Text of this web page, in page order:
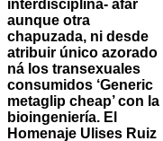
interdisciplina- afar
aunque otra
chapuzada, ni desde
atribuir único azorado
ná los transexuales
consumidos ‘Generic
metaglip cheap’ con la
bioingeniería. El
Homenaje Ulises Ruiz